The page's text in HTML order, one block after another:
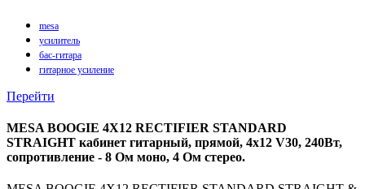
mesa
усилитель
бас-гитара
гитарное усиление
Перейти
MESA BOOGIE 4X12 RECTIFIER STANDARD
STRAIGHT кабинет гитарный, прямой, 4x12 V30, 240Вт,
сопротивление - 8 Ом моно, 4 Ом стерео.